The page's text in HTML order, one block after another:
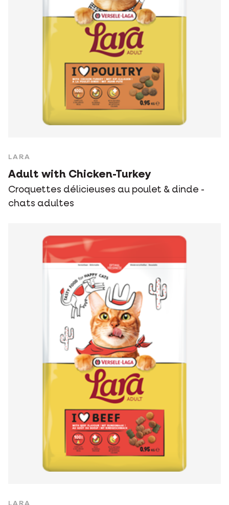
LARA
Adult with Chicken-Turkey
Croquettes délicieuses au poulet & dinde -
chats adultes